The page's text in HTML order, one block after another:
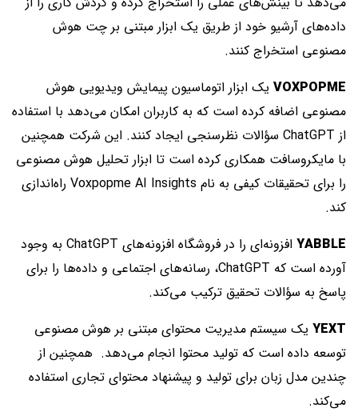
داده‌های آرشیو خود از طریق یک ابزار مبتنی بر چت هوش
مصنوعی استخراج کنند.
VOXPOPME یک ابزار اتوماسیون پیمایش ویدیویی هوش
مصنوعی اضافه کرده است که به کاربران امکان می‌دهد با استفاده
از ChatGPT سؤالات نظرسنجی ایجاد کنند. این شرکت همچنین
با مایکروسافت همکاری کرده است تا ابزار تحلیل هوش مصنوعی
را برای تحقیقات کیفی به نام Voxpopme AI Insights راه‌اندازی
کند.
YABBLE
افزونه‌ای را در فروشگاه افزونه‌های ChatGPT به وجود
آورده است که ChatGPT، رسانه‌های اجتماعی و داده‌ها را برای
پاسخ به سؤالات تحقیق ترکیب می‌کند.
YEXT یک سیستم مدیریت محتوای مبتنی بر هوش مصنوعی
توسعه داده است که تولید محتوا انجام می‌دهد. همچنین از
چندین مدل زبان برای تولید و پیشنهاد محتوای تجاری استفاده
می‌کند.